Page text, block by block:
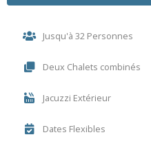
Jusqu'à 32 Personnes
Deux Chalets combinés
Jacuzzi Extérieur
Dates Flexibles